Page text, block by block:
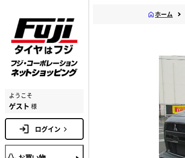
ようこそ
ゲスト 様
ログイン
ホーム